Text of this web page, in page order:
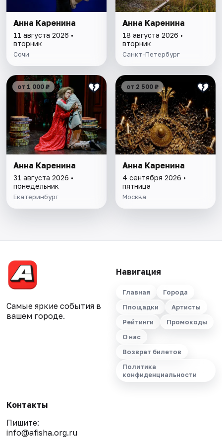
Анна Каренина
11 августа 2026 •
вторник
Сочи
Анна Каренина
18 августа 2026 •
вторник
Санкт-Петербург
от 1 000 ₽
Анна Каренина
31 августа 2026 •
понедельник
Екатеринбург
от 2 500 ₽
Анна Каренина
4 сентября 2026 •
пятница
Москва
Самые яркие события в
вашем городе.
Навигация
Главная
Города
Площадки
Артисты
Рейтинги
Промокоды
О нас
Возврат билетов
Политика
конфиденциальности
Контакты
Пишите:
info@afisha.org.ru